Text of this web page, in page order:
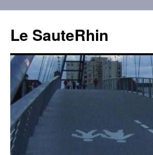
contenu
Le SauteRhin